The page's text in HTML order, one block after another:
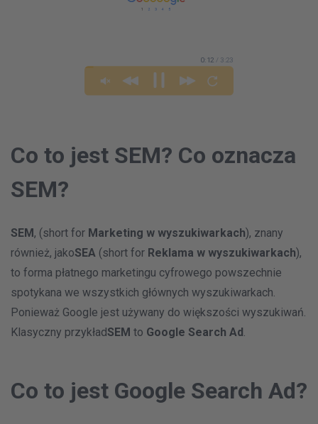
0:14 / 3:23
Co to jest SEM? Co oznacza
SEM?
SEM, (short for Marketing w wyszukiwarkach), znany
również, jakoSEA (short for Reklama w wyszukiwarkach),
to forma płatnego marketingu cyfrowego powszechnie
spotykana we wszystkich głównych wyszukiwarkach.
Ponieważ Google jest używany do większości wyszukiwań.
Klasyczny przykładSEM to Google Search Ad.
Co to jest Google Search Ad?